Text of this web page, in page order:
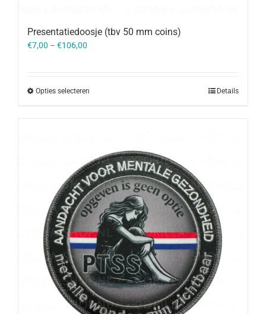
Presentatiedoosje (tbv 50 mm coins)
€7,00 – €106,00
Opties selecteren Details